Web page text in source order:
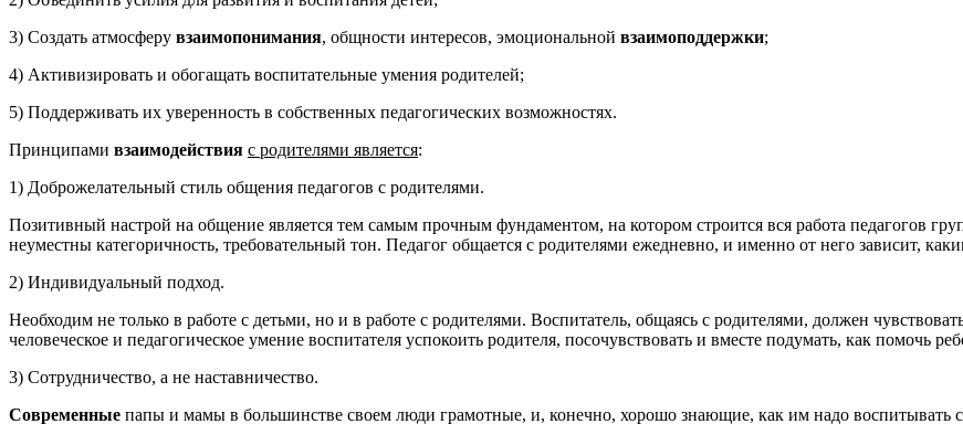
3) Создать атмосферу взаимопонимания, общности интересов, эмоциональной взаимоподдержки;
4) Активизировать и обогащать воспитательные умения родителей;
5) Поддерживать их уверенность в собственных педагогических возможностях.
Принципами взаимодействия с родителями является:
1) Доброжелательный стиль общения педагогов с родителями.
Позитивный настрой на общение является тем самым прочным фундаментом, на котором строится вся работа педагогов
неуместны категоричность, требовательный тон. Педагог общается с родителями ежедневно, и именно от него зависит,
2) Индивидуальный подход.
Необходим не только в работе с детьми, но и в работе с родителями. Воспитатель, общаясь с родителями, должен
человеческое и педагогическое умение воспитателя успокоить родителя, посочувствовать и вместе подумать, как помочь
3) Сотрудничество, а не наставничество.
Современные папы и мамы в большинстве своем люди грамотные, и, конечно, хорошо знающие, как им надо воспитывать